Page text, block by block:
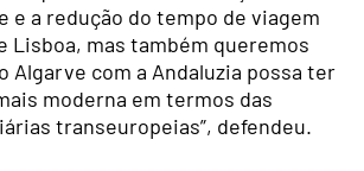
e a redução do tempo de viagem
Lisboa, mas também queremos
Algarve com a Andaluzia possa ter
moderna em termos das
transeuropeias”, defendeu.